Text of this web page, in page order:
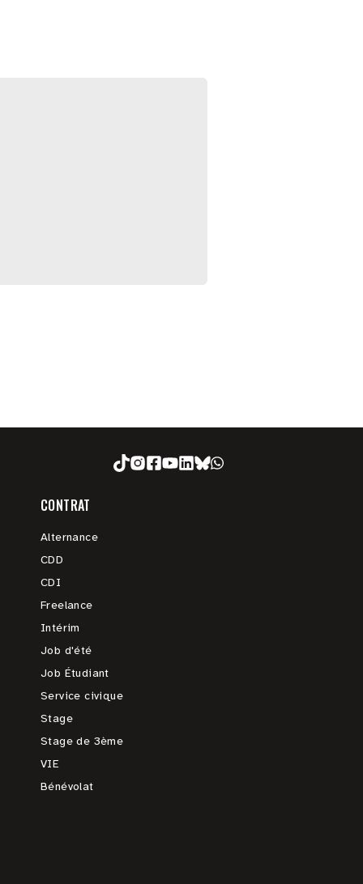
CONTRAT
Alternance
CDD
CDI
Freelance
Intérim
Job d'été
Job Étudiant
Service civique
Stage
Stage de 3ème
VIE
Bénévolat